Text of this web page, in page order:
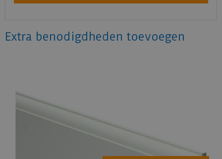
Extra benodigdheden toevoegen